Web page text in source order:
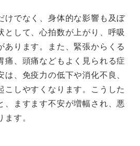
けでなく、身体的な影響も及ぼ
として、心拍数が上がり、呼吸
あります。また、緊張からくる
痛、頭痛などもよく見られる症
、免疫力の低下や消化不良、
こしやすくなります。こうした
、ますます不安が増幅され、悪
す。